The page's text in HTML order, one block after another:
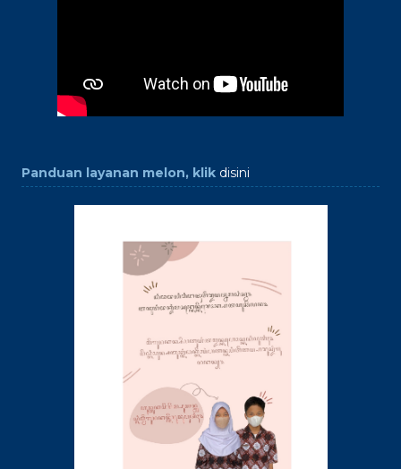
Panduan layanan melon, klik disini